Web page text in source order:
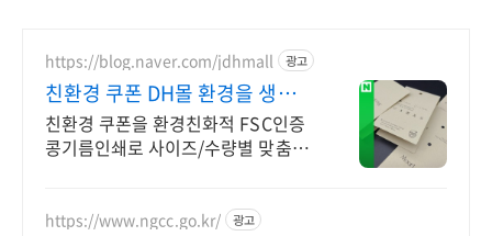
https://blog.naver.com/jdhmall 광고
친환경 쿠폰 DH몰 환경을 생각하
는 콩기름인쇄
친환경 쿠폰을 환경친화적 FSC인증
콩기름인쇄로 사이즈/수량별 맞춤제
https://www.ngcc.go.kr/ 광고